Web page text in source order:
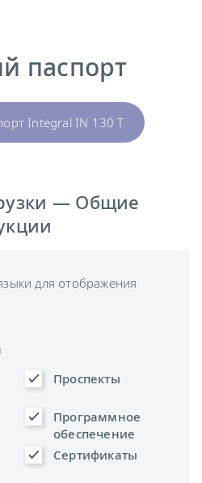
паспорт
Integral IN 130 T
— Общие
для отображения
Проспекты
Программное
обеспечение
Сертификаты